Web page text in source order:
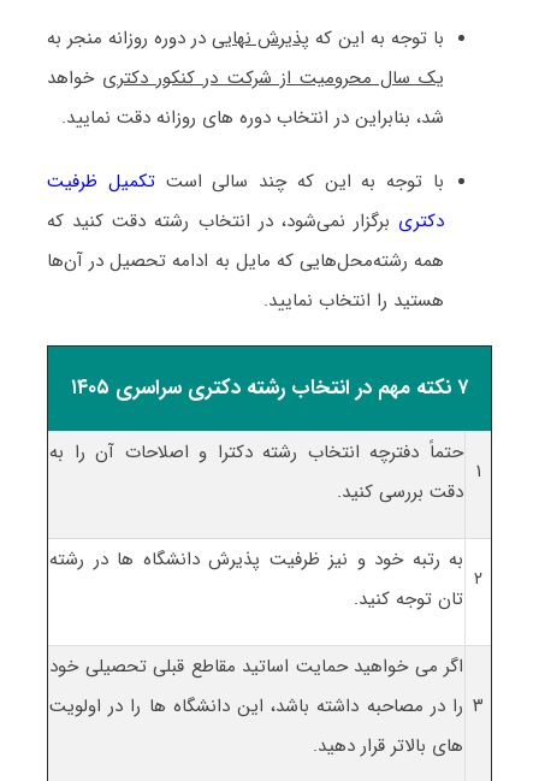
با توجه به این که پذیرش نهایی در دوره روزانه منجر به
یک سال محرومیت از شرکت در کنکور دکتری خواهد
شد، بنابراین در انتخاب دوره های روزانه دقت نمایید.
با توجه به این که چند سالی استتکمیل ظرفیت
دکتری برگزار نمی‌شود، در انتخاب رشته دقت کنید که
همه رشته‌محل‌هایی که مایل به ادامه تحصیل در آن‌ها
هستید را انتخاب نمایید.
۷ نکته مهم در انتخاب رشته دکتری سراسری ۱۴۰۵
۱
حتماً دفترچه انتخاب رشته دکترا و اصلاحات آن را به
دقت بررسی کنید.
۲
به رتبه خود و نیز ظرفیت پذیرش دانشگاه ها در رشته
تان توجه کنید.
۳
اگر می خواهید حمایت اساتید مقاطع قبلی تحصیلی خود
را در مصاحبه داشته باشد، این دانشگاه ها را در اولویت
های بالاتر قرار دهید.